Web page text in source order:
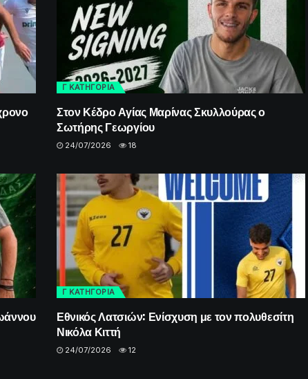
Γ ΚΑΤΗΓΟΡΙΑ
Στον Κέδρο Αγίας Μαρίνας Σκυλλούρας ο
Σωτήρης Γεωργίου
24/07/2026 18
Γ ΚΑΤΗΓΟΡΙΑ
Εθνικός Λατσιών: Ενίσχυση με τον πολυθεσίτη
Νικόλα Κιττή
24/07/2026 12